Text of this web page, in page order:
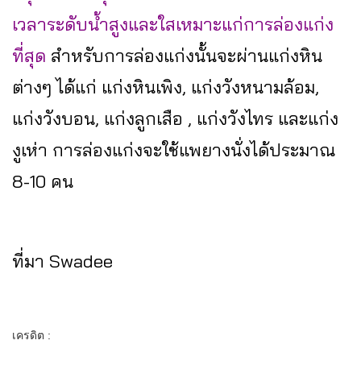
เวลาระดับน้ำสูงและใสเหมาะแก่การล่องแก่ง
ที่สุด สำหรับการล่องแก่งนั้นจะผ่านแก่งหิน
ต่างๆ ได้แก่ แก่งหินเพิง, แก่งวังหนามล้อม,
แก่งวังบอน, แก่งลูกเสือ , แก่งวังไทร และแก่ง
งูเห่า การล่องแก่งจะใช้แพยางนั่งได้ประมาณ
8-10 คน
ที่มา Swadee
เครดิต :